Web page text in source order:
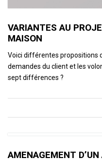
VARIANTES AU
MAISON
Voici différentes propositions
demandes du client et les
sept différences ?
AMENAGEMENT